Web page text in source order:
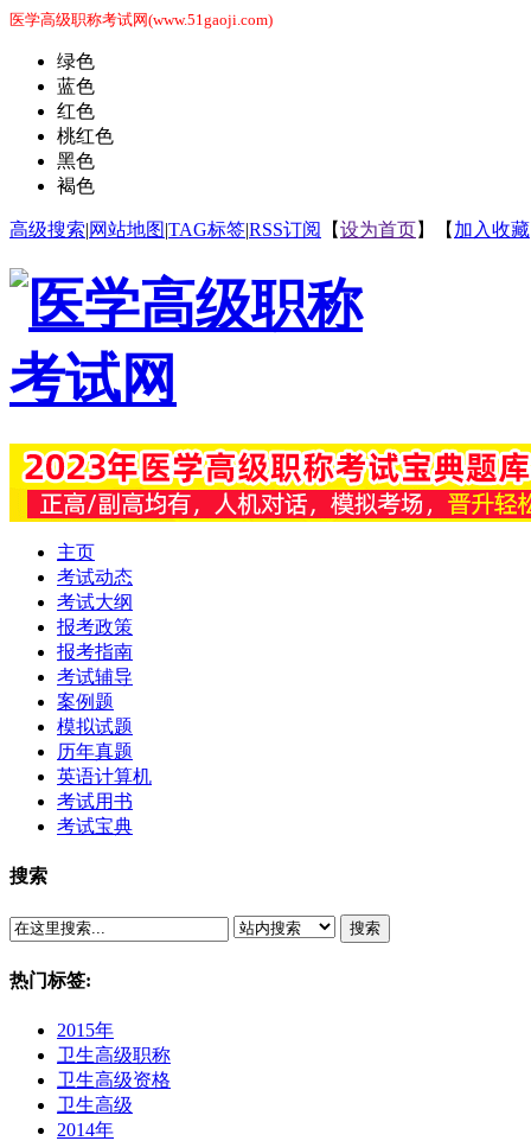
医学高级职称考试网(www.51gaoji.com)
绿色
蓝色
红色
桃红色
黑色
褐色
高级搜索|网站地图|TAG标签|RSS订阅 【设为首页】【 加入收藏
主页
考试动态
考试大纲
报考政策
报考指南
考试辅导
案例题
模拟试题
历年真题
英语计算机
考试用书
考试宝典
搜索
搜索
热门标签:
2015年
卫生高级职称
卫生高级资格
卫生高级
2014年